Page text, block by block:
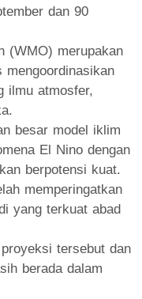
dan 90
(WMO) merupakan
mengoordinasikan
ilmu atmosfer,
besar model iklim
El Nino dengan
berpotensi kuat.
memperingatkan
yang terkuat abad
tersebut dan
berada dalam